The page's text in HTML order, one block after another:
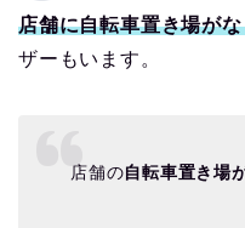
店舗に自転車置き場が
ザーもいます。
店舗の自転車置き場